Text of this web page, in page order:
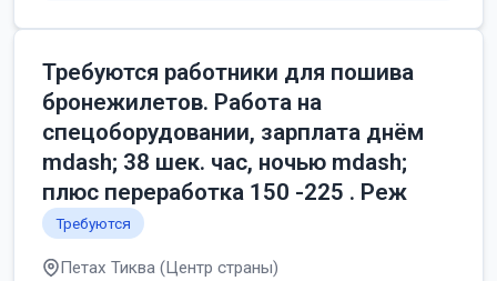
Требуются работники для пошива
бронежилетов. Работа на
спецоборудовании, зарплата днём
mdash; 38 шек. час, ночью mdash;
плюс переработка 150 -225 . Реж
Требуются
Петах Тиква (Центр страны)